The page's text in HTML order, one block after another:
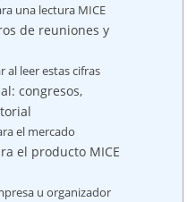
una lectura MICE
de reuniones y
al leer estas cifras
congresos,
el mercado
el producto MICE
u organizador